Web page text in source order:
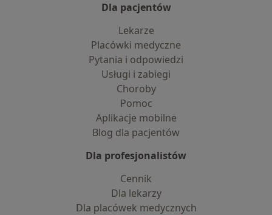
Dla pacjentów
Lekarze
Placówki medyczne
Pytania i odpowiedzi
Usługi i zabiegi
Choroby
Pomoc
Aplikacje mobilne
Blog dla pacjentów
Dla profesjonalistów
Cennik
Dla lekarzy
Dla placówek medycznych